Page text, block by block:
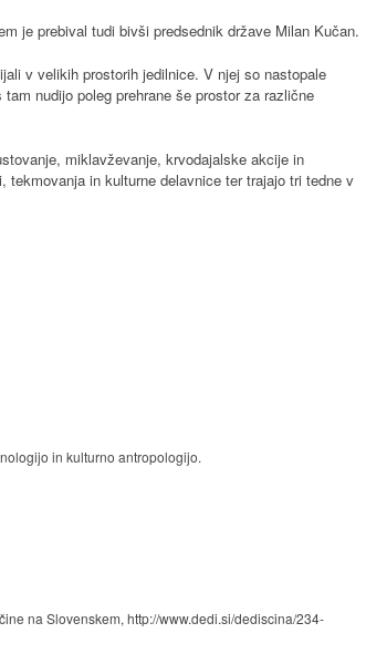
je prebival tudi bivši predsednik države Milan Kučan.
v velikih prostorih jedilnice. V njej so nastopale
nudijo poleg prehrane še prostor za različne
miklavževanje, krvodajalske akcije in
in kulturne delavnice ter trajajo tri tedne v
in kulturno antropologijo.
na Slovenskem, http://www.dedi.si/dediscina/234-